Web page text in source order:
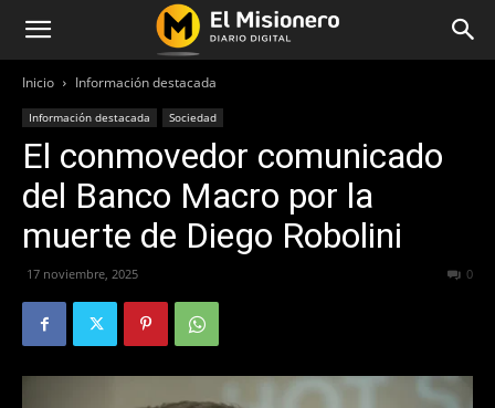
Inicio Información destacada
Información destacada Sociedad
El conmovedor comunicado
del Banco Macro por la
muerte de Diego Robolini
17 noviembre, 2025 0